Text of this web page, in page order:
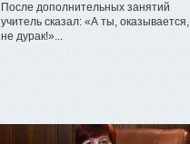
После дополнительных занятий
учитель сказал: «А ты, оказывается,
не дурак!»...